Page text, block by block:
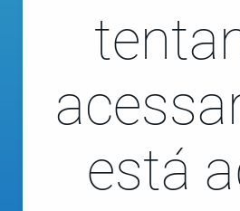
está